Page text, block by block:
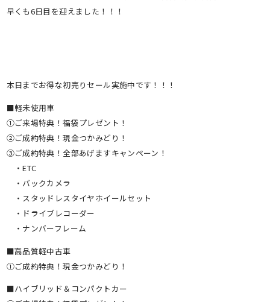
早くも6日目を迎えました！！！
本日までお得な初売りセール実施中です！！！
■軽未使用車
①ご来場特典！福袋プレゼント！
②ご成約特典！現金つかみどり！
③ご成約特典！全部あげますキャンペーン！
・ETC
・バックカメラ
・スタッドレスタイヤホイールセット
・ドライブレコーダー
・ナンバーフレーム
■高品質軽中古車
①ご成約特典！現金つかみどり！
■ハイブリッド＆コンパクトカー